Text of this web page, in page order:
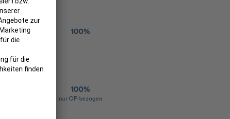
100%
100%
nur OP-bezogen